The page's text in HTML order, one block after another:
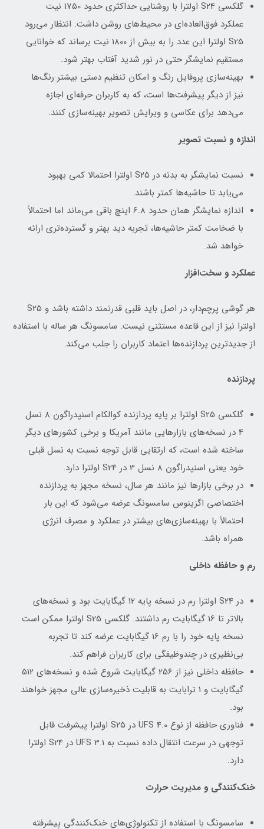
گلکسی S24 اولترا با روشنایی حداکثری حدود 1750 نیت
عملکرد فوق‌العاده‌ای در محیط‌های روشن داشت. انتظار می‌رود
S25 اولترا این عدد را به بیش از 1800 نیت برساند که خوانایی
مستقیم نمایشگر حتی در نور شدید آفتاب بهتر شود.
بهینه‌سازی پروفایل رنگ و امکان تنظیم دستی بیشتر رنگ‌ها
نیز از دیگر پیشرفت‌ها است، که به کاربران حرفه‌ای اجازه
می‌دهد برای عکاسی و ویرایش تصویر بهینه‌سازی کنند.
اندازه و نسبت تصویر
نسبت نمایشگر به بدنه در S25 اولترا احتمالا کمی بهبود
می‌یابد تا حاشیه‌ها کمتر باشند.
اندازه نمایشگر همان حدود 6.8 اینچ باقی می‌ماند اما احتمالاً
با ضخامت کمتر حاشیه‌ها، تجربه دید بهتر و گسترده‌تری ارائه
خواهد شد.
عملکرد و سخت‌افزار
هر گوشی پرچم‌دار، در اصل باید قلبی قدرتمند داشته باشد و S25
اولترا نیز از این قاعده مستثنی نیست. سامسونگ هر ساله با استفاده
از جدیدترین پردازنده‌ها اعتماد کاربران را جلب می‌کند.
پردازنده
گلکسی S25 اولترا بر پایه پردازنده کوالکام اسنپدراگون 8 نسل
4 در نسخه‌های بازارهایی مانند آمریکا و برخی کشورهای دیگر
ساخته شده است، که ارتقایی قابل توجه نسبت به نسل قبلی
خود یعنی اسنپدراگون 8 نسل 3 در S24 اولترا دارد.
در برخی بازارها نیز مانند هر سال، نسخه مجهز به پردازنده
اختصاصی اگزینوس سامسونگ عرضه می‌شود که این بار
احتمالاً با بهینه‌سازی‌های بیشتر در عملکرد و مصرف انرژی
همراه باشد.
رم و حافظه داخلی
در S24 اولترا رم در نسخه پایه 12 گیگابایت بود و نسخه‌های
بالاتر تا 16 گیگابایت رم داشتند. گلکسی S25 اولترا ممکن است
نسخه پایه خود را با رم 16 گیگابایت عرضه کند تا تجربه
بی‌نظیری در چندوظیفگی برای کاربران فراهم کند.
حافظه داخلی نیز از 256 گیگابایت شروع شده و نسخه‌های 512
گیگابایت و 1 ترابایت به قابلیت ذخیره‌سازی عالی مجهز خواهند
بود.
فناوری حافظه از نوع UFS 4.0 در S25 اولترا پیشرفت قابل
توجهی در سرعت انتقال داده نسبت به UFS 3.1 در S24 اولترا
دارد.
خنک‌کنندگی و مدیریت حرارت
سامسونگ با استفاده از تکنولوژی‌های خنک‌کنندگی پیشرفته